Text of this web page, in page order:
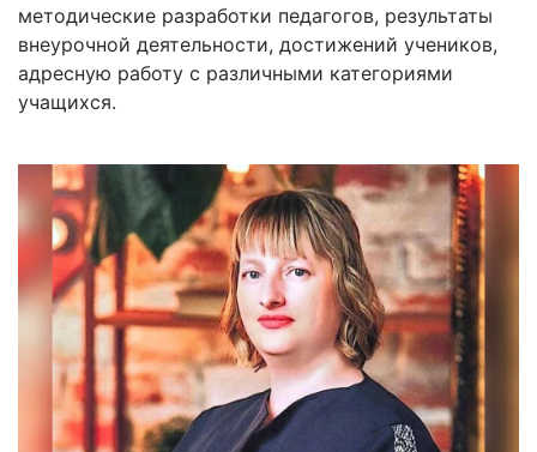
методические разработки педагогов, результаты
внеурочной деятельности, достижений учеников,
адресную работу с различными категориями
учащихся.